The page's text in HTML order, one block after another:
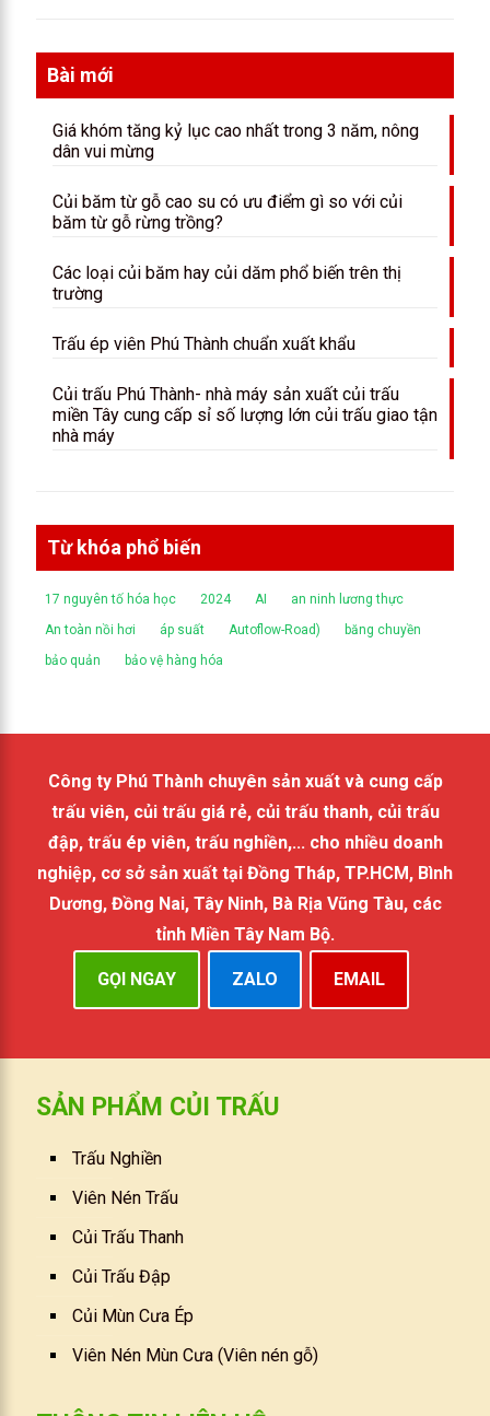
Bài mới
Giá khóm tăng kỷ lục cao nhất trong 3 năm, nông
dân vui mừng
Củi băm từ gỗ cao su có ưu điểm gì so với củi
băm từ gỗ rừng trồng?
Các loại củi băm hay củi dăm phổ biến trên thị
trường
Trấu ép viên Phú Thành chuẩn xuất khẩu
Củi trấu Phú Thành- nhà máy sản xuất củi trấu
miền Tây cung cấp sỉ số lượng lớn củi trấu giao tận
nhà máy
Từ khóa phổ biến
17 nguyên tố hóa học 2024 AI
an ninh lương thực
An toàn nồi hơi
áp suất Autoflow-Road)
băng chuyền
bảo quản
bảo vệ hàng hóa
Công ty Phú Thành chuyên sản xuất và cung cấp
trấu viên, củi trấu giá rẻ, củi trấu thanh, củi trấu
đập, trấu ép viên, trấu nghiền,... cho nhiều doanh
nghiệp, cơ sở sản xuất tại Đồng Tháp, TP.HCM, Bình
Dương, Đồng Nai, Tây Ninh, Bà Rịa Vũng Tàu, các
tỉnh Miền Tây Nam Bộ.
GỌI NGAY ZALO EMAIL
SẢN PHẨM CỦI TRẤU
Trấu Nghiền
Viên Nén Trấu
Củi Trấu Thanh
Củi Trấu Đập
Củi Mùn Cưa Ép
Viên Nén Mùn Cưa (Viên nén gỗ)